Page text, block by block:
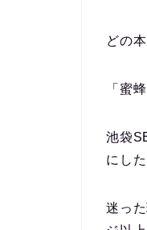
どの
「蜜
池袋
にした
迷っ